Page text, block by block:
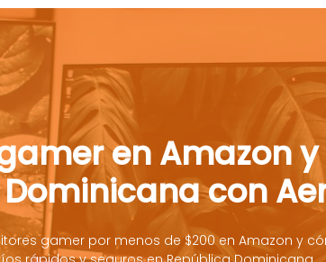
en Amazon
con
gamer por menos de $200 en Amazon y